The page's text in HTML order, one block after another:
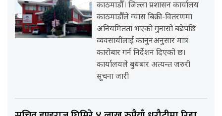
काठमाडौँ। जिल्ला प्रशासन कार्यालय
काठमाडौँले ग्यास बिक्री-वितरणमा
अनियमितता भएको गुनासो बढेपछि
व्यवसायीलाई कानुनअनुसार मात्र
कारोबार गर्न निर्देशन दिएको छ।
कार्यालयले बुधबार अत्यन्त जरुरी
सूचना जारी